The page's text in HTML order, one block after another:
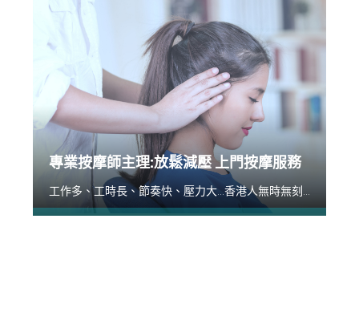
專業按摩師主理:放鬆減壓 上門按摩服務
工作多、工時長、節奏快、壓力大...香港人無時無刻...